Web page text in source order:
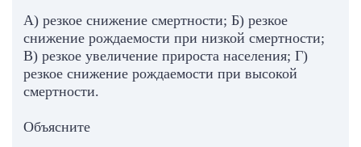
А) резкое снижение смертности; Б) резкое
снижение рождаемости при низкой смертности;
В) резкое увеличение прироста населения; Г)
резкое снижение рождаемости при высокой
смертности.
Объясните